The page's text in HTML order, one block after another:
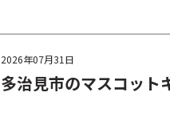
2026年07月31日
多治見市のマスコット